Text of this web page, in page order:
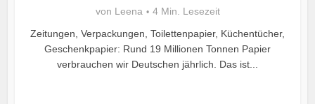
von Leena
4 Min. Lesezeit
Zeitungen, Verpackungen, Toilettenpapier, Küchentücher,
Geschenkpapier: Rund 19 Millionen Tonnen Papier
verbrauchen wir Deutschen jährlich. Das ist...